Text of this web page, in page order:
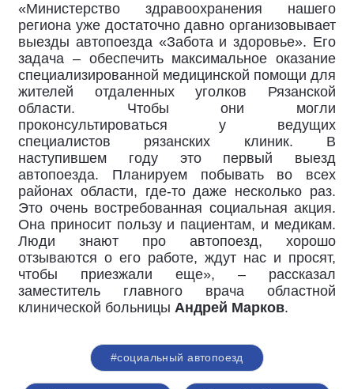
«Министерство здравоохранения нашего
региона уже достаточно давно организовывает
выезды автопоезда «Забота и здоровье». Его
задача – обеспечить максимальное оказание
специализированной медицинской помощи для
жителей отдаленных уголков Рязанской
области. Чтобы они могли
проконсультироваться у ведущих
специалистов рязанских клиник. В
наступившем году это первый выезд
автопоезда. Планируем побывать во всех
районах области, где-то даже несколько раз.
Это очень востребованная социальная акция.
Она приносит пользу и пациентам, и медикам.
Люди знают про автопоезд, хорошо
отзываются о его работе, ждут нас и просят,
чтобы приезжали еще», – рассказал
заместитель главного врача областной
клинической больницы Андрей Марков.
#социальный автопоезд